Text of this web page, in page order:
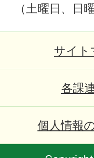
（土曜日、日
サイト
各課
個人情報